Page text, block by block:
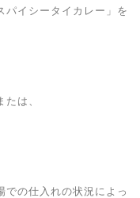
パイシータイカレー」を
は、
での仕入れの状況によっ